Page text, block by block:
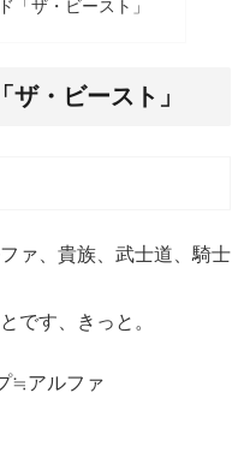
「ザ・ビースト」
・ビースト」
ァ、貴族、武士道、騎士
です、きっと。
≒アルファ